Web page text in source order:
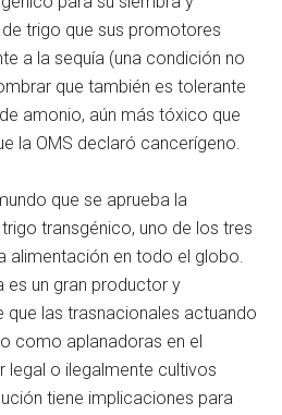
trigo que sus promotores
a la sequía (una condición no
que también es tolerante
amonio, aún más tóxico que
la OMS declaró cancerígeno.
que se aprueba la
transgénico, uno de los tres
alimentación en todo el globo.
es un gran productor y
las trasnacionales actuando
como aplanadoras en el
legal o ilegalmente cultivos
tiene implicaciones para